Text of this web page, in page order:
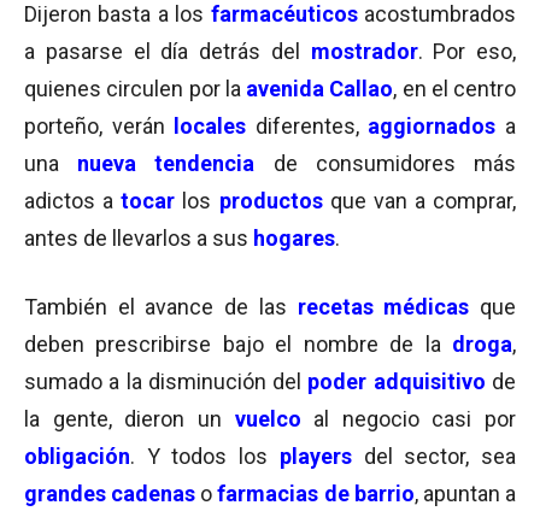
Dijeron basta a los farmacéuticosacostumbrados
a pasarse el día detrás del mostrador. Por eso,
quienes circulen por la avenida Callao, en el centro
porteño, verán
locales diferentes, aggiornados a
una nueva tendencia de consumidores más
adictos a tocar los productosque van a comprar,
antes de llevarlos a sus hogares.
También el avance de las recetas médicas que
deben prescribirse bajo el nombre de la droga,
sumado a la disminución del poder adquisitivo de
la gente, dieron un vuelco al negocio casi por
obligación. Y todos los playersdel sector, sea
grandes cadenas ofarmacias de barrio, apuntan a